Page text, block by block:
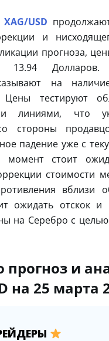
USD
и
прогноза,
13.94 Долларов.
на
Цены тестируют
линиями, что
стороны
падение уже с
стоит
стоимости
вблизи
ожидать отскок и
на Серебро с
прогноз и
на 25 марта